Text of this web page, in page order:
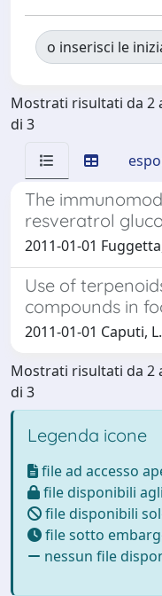
o inserisci le
Mostrati risultati da 2
di 3
The
resveratrol
2011-01-01
Use of
compounds in
2011-01-01 Caputi,
Mostrati risultati da 2
di 3
Legenda icone
file ad accesso
file disponibili
file disponibili
file sotto
nessun file